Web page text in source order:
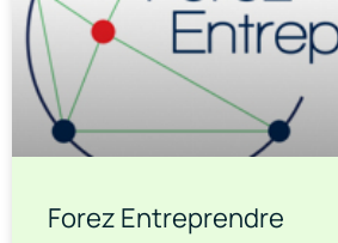
Forez Entreprendre